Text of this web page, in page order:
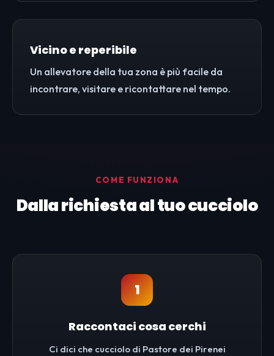
Vicino e reperibile
Un allevatore della tua zona è più facile da
incontrare, visitare e ricontattare nel tempo.
COME FUNZIONA
Dalla richiesta al tuo cucciolo
1
Raccontaci cosa cerchi
Ci dici che cucciolo di Pastore dei Pirenei